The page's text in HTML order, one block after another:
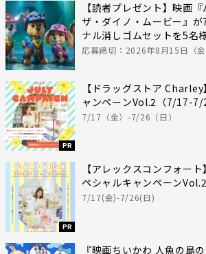
【読者プレゼント】映画
ザ・ダイノ・ムービー』
ナル消しゴムセットを5名
応募締切：2026年8月15日（
PR
【ドラッグストア
ャンペーンVol.2（7/17-7/
7/17（金）-7/26（日）
PR
【アレックスコンフォー
ペシャルキャンペーン
7/17(金)-7/26(日)
『映画ちいかわ 人魚の島